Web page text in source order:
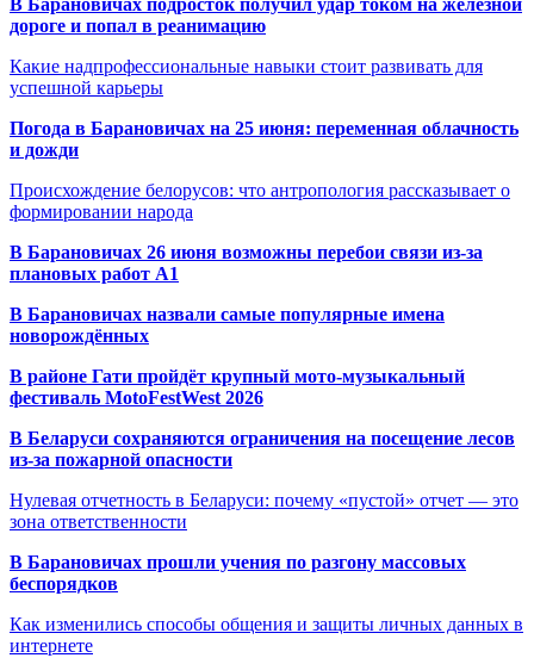
дороге и попал в реанимацию
Какие надпрофессиональные навыки стоит развивать для
успешной карьеры
Погода в Барановичах на 25 июня: переменная облачность
и дожди
Происхождение белорусов: что антропология рассказывает о
формировании народа
В Барановичах 26 июня возможны перебои связи из-за
плановых работ A1
В Барановичах назвали самые популярные имена
новорождённых
В районе Гати пройдёт крупный мото-музыкальный
фестиваль MotoFestWest 2026
В Беларуси сохраняются ограничения на посещение лесов
из-за пожарной опасности
Нулевая отчетность в Беларуси: почему «пустой» отчет — это
зона ответственности
В Барановичах прошли учения по разгону массовых
беспорядков
Как изменились способы общения и защиты личных данных в
интернете